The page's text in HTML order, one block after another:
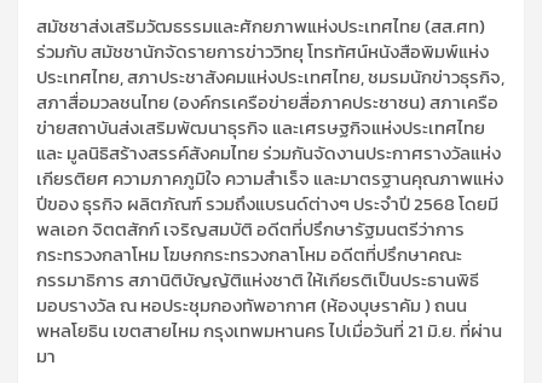
สมัชชาส่งเสริมวัฒธรรมและศักยภาพแห่งประเทศไทย (สส.ศท)
ร่วมกับ สมัชชานักจัดรายการข่าววิทยุ โทรทัศน์หนังสือพิมพ์แห่ง
ประเทศไทย, สภาประชาสังคมแห่งประเทศไทย, ชมรมนักข่าวธุรกิจ,
สภาสื่อมวลชนไทย (องค์กรเครือข่ายสื่อภาคประชาชน) สภาเครือ
ข่ายสถาบันส่งเสริมพัฒนาธุรกิจ และเศรษฐกิจแห่งประเทศไทย
และ มูลนิธิสร้างสรรค์สังคมไทย ร่วมกันจัดงานประกาศรางวัลแห่ง
เกียรติยศ ความภาคภูมิใจ ความสำเร็จ และมาตรฐานคุณภาพแห่ง
ปีของ ธุรกิจ ผลิตภัณฑ์ รวมถึงแบรนด์ต่างๆ ประจำปี 2568 โดยมี
พลเอก จิตตสักก์ เจริญสมบัติ อดีตที่ปรึกษารัฐมนตรีว่าการ
กระทรวงกลาโหม โฆษกกระทรวงกลาโหม อดีตที่ปรึกษาคณะ
กรรมาธิการ สภานิติบัญญัติแห่งชาติ ให้เกียรติเป็นประธานพิธี
มอบรางวัล ณ หอประชุมกองทัพอากาศ (ห้องบุษราคัม ) ถนน
พหลโยธิน เขตสายไหม กรุงเทพมหานคร ไปเมื่อวันที่ 21 มิ.ย. ที่ผ่าน
มา